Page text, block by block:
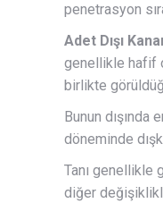
penetrasyon
Adet Dışı
genellikle hafif
birlikte
Bunun
döneminde
Tanı genellikle
diğer